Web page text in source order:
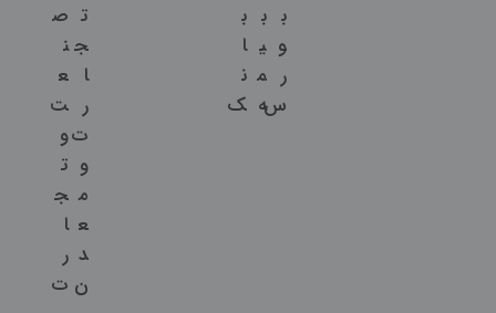
ب
و
ر
س
ب
ی
م
ه
ب
ا
ن
ک
ت
ج
ا
ر
ت
و
م
ع
د
ن
ص
ن
ع
ت
و
ت
ج
ا
ر
ت